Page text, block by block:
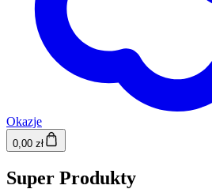
Okazje
0,00 zł
Super Produkty